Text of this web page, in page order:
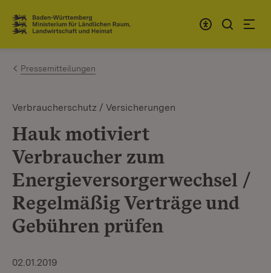
Zum Inhalt springen
Link zur Startseite
Pressemitteilungen
Verbraucherschutz / Versicherungen
Hauk motiviert
Verbraucher zum
Energieversorgerwechsel /
Regelmäßig Verträge und
Gebühren prüfen
02.01.2019